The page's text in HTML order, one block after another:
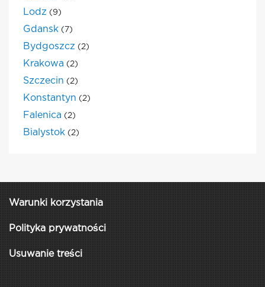
Lodz (9)
Gdansk (7)
Bydgoszcz (2)
Krakowa (2)
Szczecin (2)
Konstantyn (2)
Falenica (2)
Bialystok (2)
Warunki korzystania
Polityka prywatności
Usuwanie treści